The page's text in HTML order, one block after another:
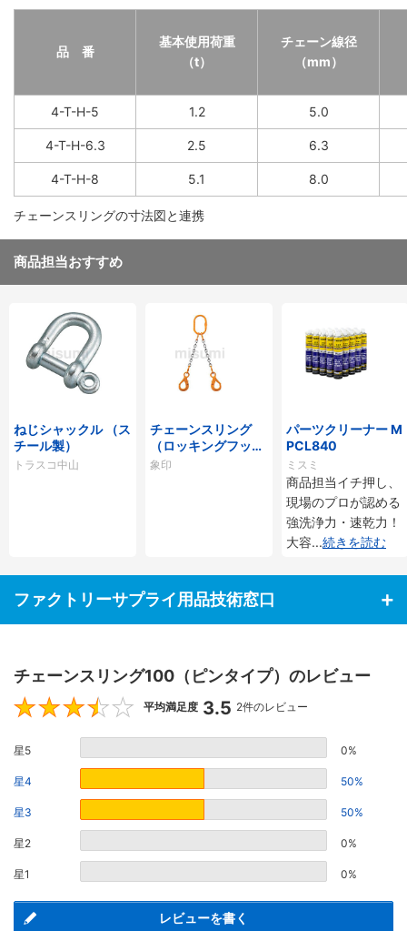
品 番
基本使用荷重
（t）
チェーン線径
（mm）
4-T-H-5 1.2 5.0
4-T-H-6.3 2.5 6.3
4-T-H-8 5.1 8.0
チェーンスリングの寸法図と連携
商品担当おすすめ
ねじシャックル （ス
チール製）
トラスコ中山
チェーンスリング
（ロッキングフック
タイプ）
象印
パーツクリーナー M
PCL840
ミスミ
商品担当イチ押し、
現場のプロが認める
強洗浄力・速乾力！
大容...続きを読む
ファクトリーサプライ用品技術窓口
チェーンスリング100（ピンタイプ）のレビュー
3.5
平均満足度 3.5 2件のレビュー
星5 0%
星4 50%
星3 50%
星2 0%
星1 0%
レビューを書く